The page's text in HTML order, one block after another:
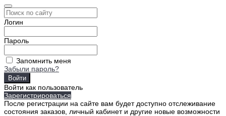
Логин
Пароль
Запомнить меня
Забыли пароль?
Войти как пользователь
Зарегистрироваться
После регистрации на сайте вам будет доступно отслеживание
состояния заказов, личный кабинет и другие новые возможности